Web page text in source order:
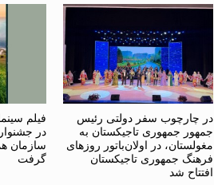
در چارچوب سفر دولتی رئیس
جمهور جمهوری تاجیکستان به
مغولستان، در اولان‌باتور روزهای
فرهنگ جمهوری تاجیکستان
افتتاح شد
فیلم
در
سازمان
گرفت